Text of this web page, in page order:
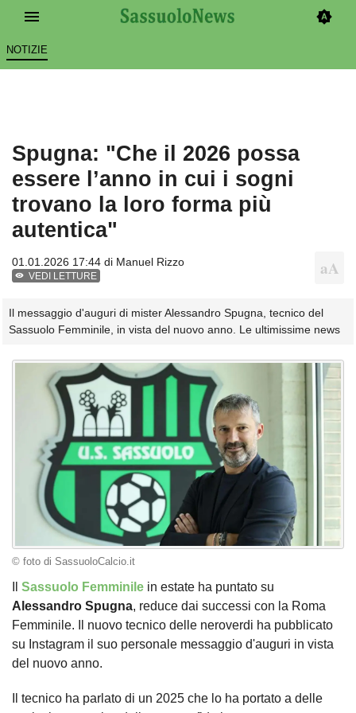
NOTIZIE
Spugna: "Che il 2026 possa
essere l’anno in cui i sogni
trovano la loro forma più
autentica"
01.01.2026 17:44 di Manuel Rizzo
VEDI LETTURE
Il messaggio d'auguri di mister Alessandro Spugna, tecnico del
Sassuolo Femminile, in vista del nuovo anno. Le ultimissime news
© foto di SassuoloCalcio.it
Sassuolo Femminile in estate ha puntato su
Alessandro Spugna, reduce dai successi con la Roma
Femminile. Il nuovo tecnico delle neroverdi ha pubblicato
su Instagram il suo personale messaggio d'auguri in vista
del nuovo anno.
Il tecnico ha parlato di un 2025 che lo ha portato a delle